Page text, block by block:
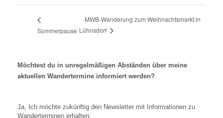
Sommerpause
MWB-Wanderung zum Weihnachtsmarkt in
Lühnsdorf
Möchtest du in unregelmäßigen Abständen über meine
aktuellen Wandertermine informiert werden?
Ja, Ich möchte zukünftig den Newsletter mit Informationen zu
Wanderterminen erhalten: